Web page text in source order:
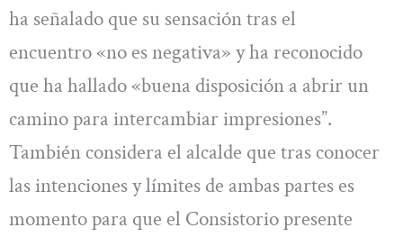
ha señalado que su sensación tras el
encuentro «no es negativa» y ha reconocido
que ha hallado «buena disposición a abrir un
camino para intercambiar impresiones”.
También considera el alcalde que tras conocer
las intenciones y límites de ambas partes es
momento para que el Consistorio presente